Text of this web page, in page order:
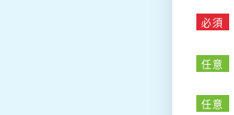
必須
任意
任意